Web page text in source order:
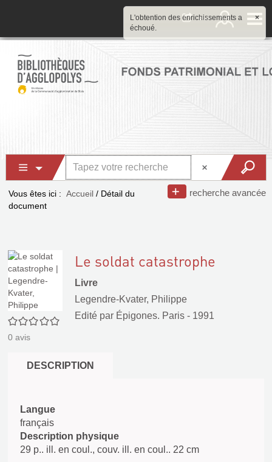
recherche avancée
Vous êtes ici : Accueil / Détail du
document
0/5
0 avis
Le soldat catastrophe
Livre
Legendre-Kvater, Philippe
Edité par Épigones. Paris - 1991
DESCRIPTION
Langue
français
Description physique
29 p.. ill. en coul., couv. ill. en coul.. 22 cm
×
L'obtention des enrichissements a
échoué.